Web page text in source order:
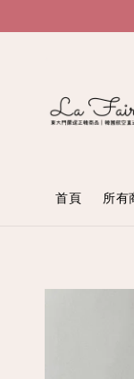
首頁 所有